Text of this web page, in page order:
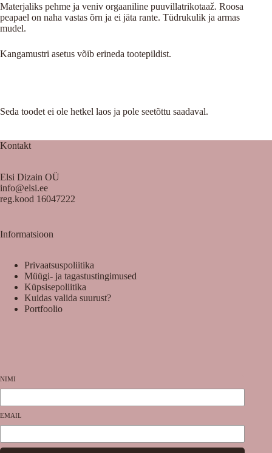
Materjaliks pehme ja veniv orgaaniline puuvillatrikotaaž. Roosa
peapael on naha vastas õrn ja ei jäta rante. Tüdrukulik ja armas
mudel.
Kangamustri asetus võib erineda tootepildist.
Seda toodet ei ole hetkel laos ja pole seetõttu saadaval.
Kontakt
Elsi Dizain OÜ
info@elsi.ee
reg.kood 16047222
Informatsioon
Privaatsuspoliitika
Müügi- ja tagastustingimused
Küpsisepoliitika
Kuidas valida suurust?
Portfoolio
NIMI
EMAIL